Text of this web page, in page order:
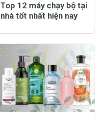
Top 12 máy chạy bộ tại
nhà tốt nhất hiện nay